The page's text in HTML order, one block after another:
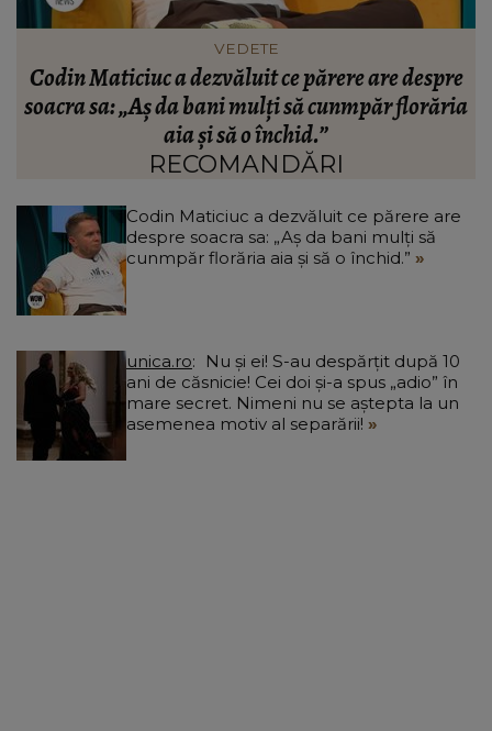
HOROSCOP
Horoscop 11 august 2026: O zodie pune bazele unei
afaceri foarte importante în această zi
RECOMANDĂRI
Codin Maticiuc a dezvăluit ce părere are
despre soacra sa: „Aș da bani mulți să
cunmpăr florăria aia și să o închid.”
unica.ro
ani de căsnicie! Cei doi și-a spus „adio” în
mare secret. Nimeni nu se aștepta la un
asemenea motiv al separării!